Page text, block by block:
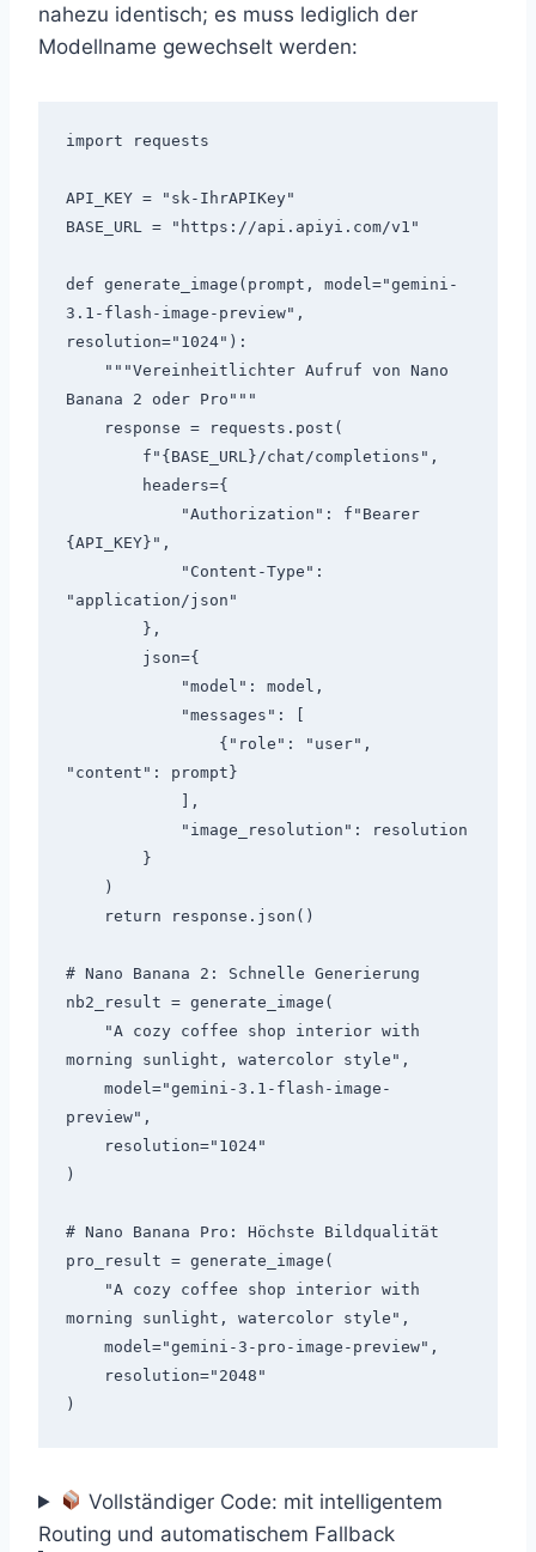
nahezu identisch; es muss lediglich der
Modellname gewechselt werden:
import requests
API_KEY = "sk-IhrAPIKey"
BASE_URL = "https://api.apiyi.com/v1"
def generate_image(prompt, model="gemini-
3.1-flash-image-preview",
resolution="1024"):
Banana 2 oder Pro"""
{API_KEY}",
"application/json"
"content": prompt}
# Nano Banana 2: Schnelle Generierung
nb2_result = generate_image(
morning sunlight, watercolor style",
preview",
)
# Nano Banana Pro: Höchste Bildqualität
pro_result = generate_image(
morning sunlight, watercolor style",
Vollständiger Code: mit intelligentem
Routing und automatischem Fallback